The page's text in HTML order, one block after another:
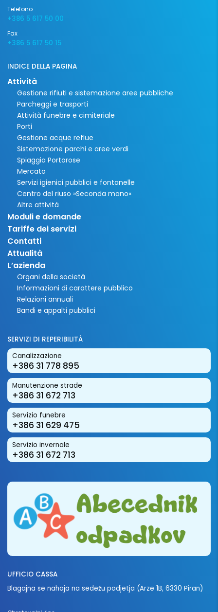
Telefono
+386 5 617 50 00
Fax
+386 5 617 50 15
INDICE DELLA PAGINA
Attività
Gestione rifiuti e sistemazione aree pubbliche
Parcheggi e trasporti
Attività funebre e cimiteriale
Porti
Gestione acque reflue
Sistemazione parchi e aree verdi
Spiaggia Portorose
Mercato
Servizi igienici pubblici e fontanelle
Centro del riuso »Seconda mano«
Altre attività
Moduli e domande
Tariffe dei servizi
Contatti
Attualità
L’azienda
Organi della società
Informazioni di carattere pubblico
Relazioni annuali
Bandi e appalti pubblici
SERVIZI DI REPERIBILITÀ
Canalizzazione
+386 31 778 895
Manutenzione strade
+386 31 672 713
Servizio funebre
+386 31 629 475
Servizio invernale
+386 31 672 713
UFFICIO CASSA
Blagajna se nahaja na sedežu podjetja (Arze 1B, 6330 Piran)